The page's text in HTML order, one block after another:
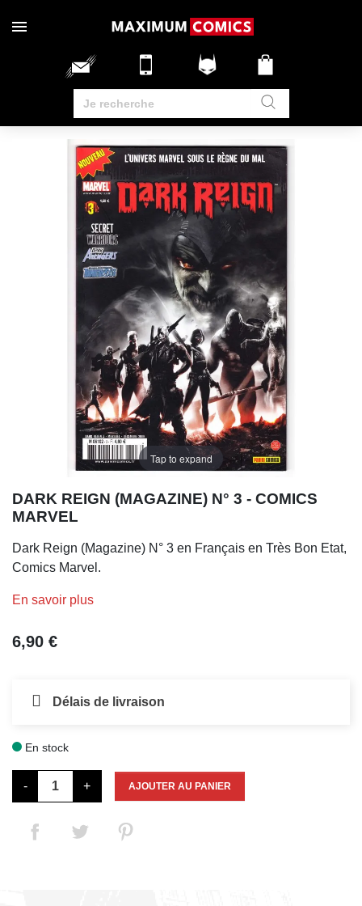
Tap to expand
DARK REIGN (MAGAZINE) N° 3 - COMICS
MARVEL
Dark Reign (Magazine) N° 3 en Français en Très Bon Etat,
Comics Marvel.
En savoir plus
6,90 €
Délais de livraison
En stock
- + AJOUTER AU PANIER